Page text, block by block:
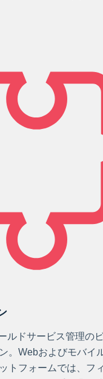
ルドサービス管理の
。Webおよびモバイ
トフォームでは、フ